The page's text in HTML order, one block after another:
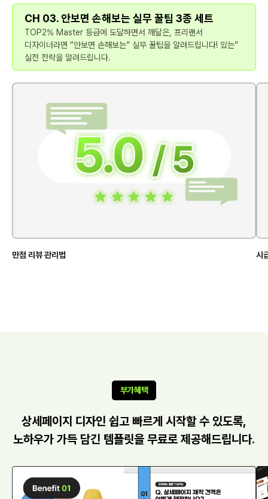
CH 03. 안보면 손해보는 실무 꿀팁 3종 세트
TOP2% Master 등급에 도달하면서 깨달은, 프리랜서
디자이너라면 “안보면 손해보는” 실무 꿀팁을 알려드립니다! 있는”
실전 전략을 알려드립니다.
만점 리뷰 관리법 시
부가혜택
상세페이지 디자인 쉽고 빠르게 시작할 수 있도록,
노하우가 가득 담긴 템플릿을 무료로 제공해드립니다.